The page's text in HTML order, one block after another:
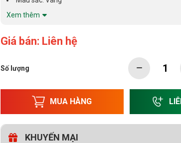
Xem thêm
Giá bán: Liên hệ
Số lượng
MUA HÀNG
KHUYẾN MẠI